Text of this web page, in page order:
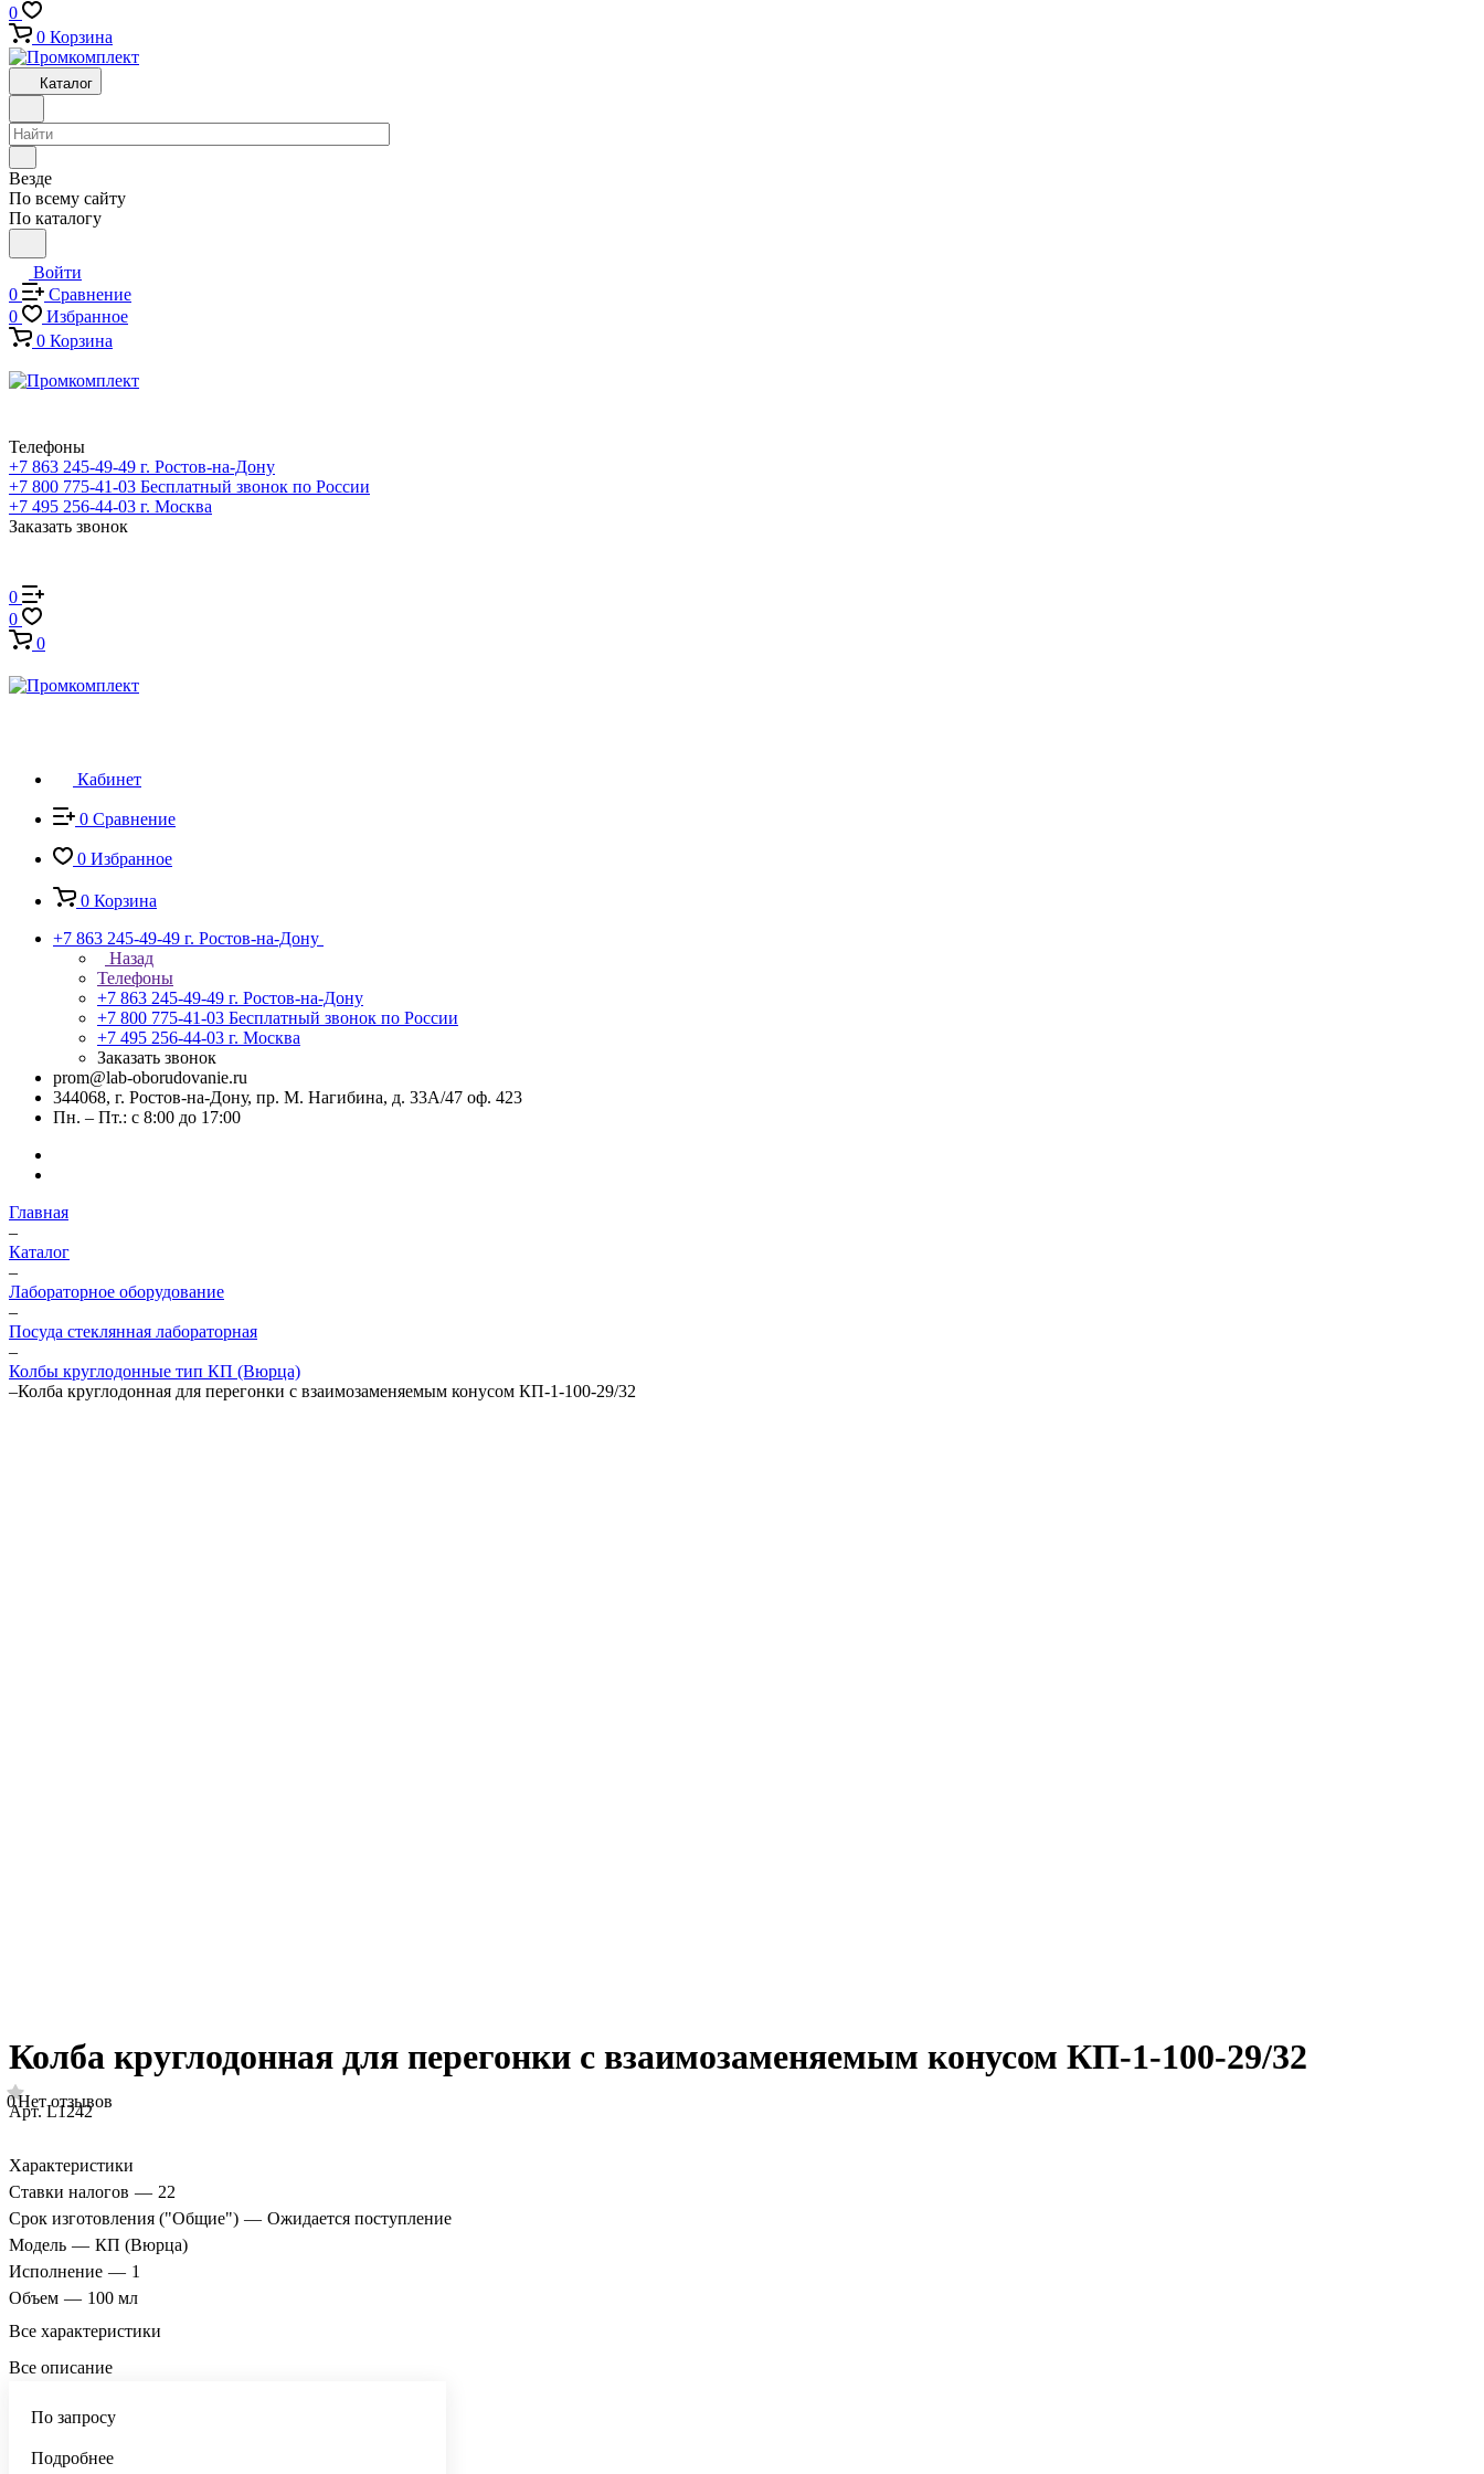
0
0 Корзина
Каталог
Везде
По всему сайту
По каталогу
Войти
0
Сравнение
0
Избранное
0 Корзина
Телефоны
+7 863 245-49-49 г. Ростов-на-Дону
+7 800 775-41-03 Бесплатный звонок по России
+7 495 256-44-03 г. Москва
Заказать звонок
0
0
0
Кабинет
0 Сравнение
0 Избранное
0 Корзина
+7 863 245-49-49 г. Ростов-на-Дону
Назад
Телефоны
+7 863 245-49-49 г. Ростов-на-Дону
+7 800 775-41-03 Бесплатный звонок по России
+7 495 256-44-03 г. Москва
Заказать звонок
prom@lab-oborudovanie.ru
344068, г. Ростов-на-Дону, пр. М. Нагибина, д. 33А/47 оф. 423
Пн. – Пт.: с 8:00 до 17:00
Главная
–
Каталог
–
Лабораторное оборудование
–
Посуда стеклянная лабораторная
–
Колбы круглодонные тип КП (Вюрца)
–Колба круглодонная для перегонки с взаимозаменяемым конусом КП-1-100-29/32
Колба круглодонная для перегонки с взаимозаменяемым конусом КП-1-100-29/32
0Нет отзывов
Арт.L1242
Характеристики
Ставки налогов — 22
Срок изготовления ("Общие") — Ожидается поступление
Модель — КП (Вюрца)
Исполнение — 1
Объем — 100 мл
Все характеристики
Все описание
По запросу
Подробнее